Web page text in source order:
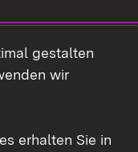
gestalten
wir
erhalten Sie in